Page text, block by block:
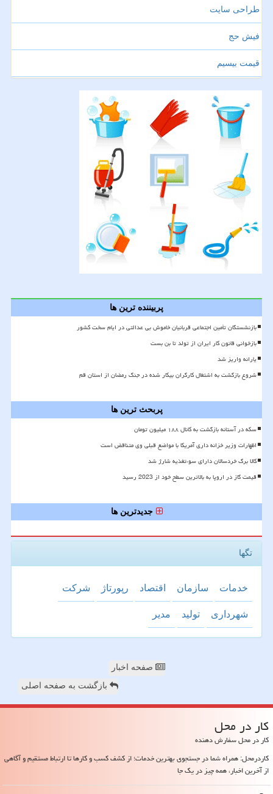
طراحی سایت
فیش حج
قیمت بیسیم
پربیننده ترین ها
بازنشستگان تأمین اجتماعی قربانیان خاموش بی عدالتی در ایام سخت کشور
بازخوانی قانون کار ایران از تولد تا بن بست
یارانه واریز شد
شروع بازگشت به اشتغال کارگران بیکار شده در جنگ رمضان از استان قم
پربحث ترین ها
سکه در آستانه بازگشت به کانال ۱۸۸ میلیون تومان
اظهارات وزیر خزانه داری آمریکا با مواضع قبلی وی متناقض است
کالا برگ خردسالان دارای سوءتغذیه شارژ شد
قیمت گاز در اروپا به بالاترین سطح خود از 2023 رسید
جدیدترین ها
تگها
خدمات سازمان اقتصاد رپورتاژ شركت
شهرداری تولید مدیر
صفحه اخبار
بازگشت به صفحه اصلی
كار در محل
کار در محل سفارش دهنده
کاردرمحل: همراه شما در جستجوی بهترین خدمات؛ از کشف کسب و کارها تا ارتباط مستقیم و آگاهی
از آخرین اخبار، همه چیز در یک جا